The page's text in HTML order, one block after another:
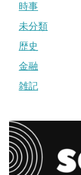
時事
未分類
歴史
金融
雑記